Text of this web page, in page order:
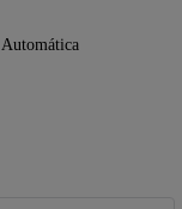
Automática